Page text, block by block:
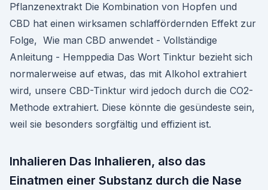
Pflanzenextrakt Die Kombination von Hopfen und
CBD hat einen wirksamen schlaffördernden Effekt zur
Folge, Wie man CBD anwendet - Vollständige
Anleitung - Hemppedia Das Wort Tinktur bezieht sich
normalerweise auf etwas, das mit Alkohol extrahiert
wird, unsere CBD-Tinktur wird jedoch durch die CO2-
Methode extrahiert. Diese könnte die gesündeste sein,
weil sie besonders sorgfältig und effizient ist.
Inhalieren Das Inhalieren, also das
Einatmen einer Substanz durch die Nase